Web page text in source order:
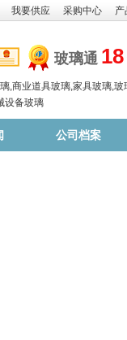
我要供应 采购中心 产
玻璃通 18
,商业道具玻璃,家具玻璃,
设备玻璃
公司档案